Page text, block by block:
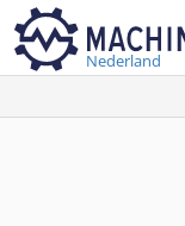
Nederland